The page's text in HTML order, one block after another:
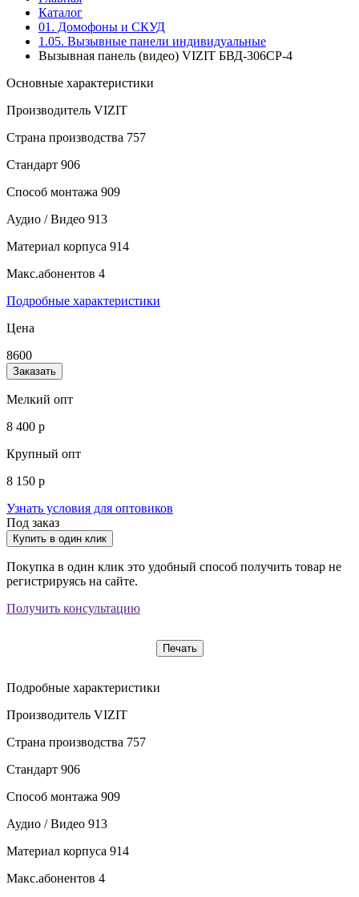
Каталог
01. Домофоны и СКУД
1.05. Вызывные панели индивидуальные
Вызывная панель (видео) VIZIT БВД-306CP-4
Основные характеристики
Производитель VIZIT
Страна производства 757
Стандарт 906
Способ монтажа 909
Аудио / Видео 913
Материал корпуса 914
Макс.абонентов 4
Подробные характеристики
Цена
8600
Заказать
Мелкий опт
8 400 р
Крупный опт
8 150 р
Узнать условия для оптовиков
Под заказ
Купить в один клик
Покупка в один клик это удобный способ получить товар не
регистрируясь на сайте.
Получить консультацию
Печать
Подробные характеристики
Производитель VIZIT
Страна производства 757
Стандарт 906
Способ монтажа 909
Аудио / Видео 913
Материал корпуса 914
Макс.абонентов 4